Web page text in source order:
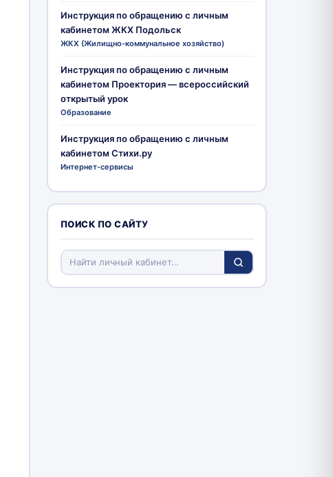
Инструкция по обращению с личным
кабинетом ЖКХ Подольск
ЖКХ (Жилищно-коммунальное хозяйство)
Инструкция по обращению с личным
кабинетом Проектория — всероссийский
открытый урок
Образование
Инструкция по обращению с личным
кабинетом Стихи.ру
Интернет-сервисы
ПОИСК ПО САЙТУ